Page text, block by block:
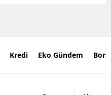
Kredi Eko Gündem